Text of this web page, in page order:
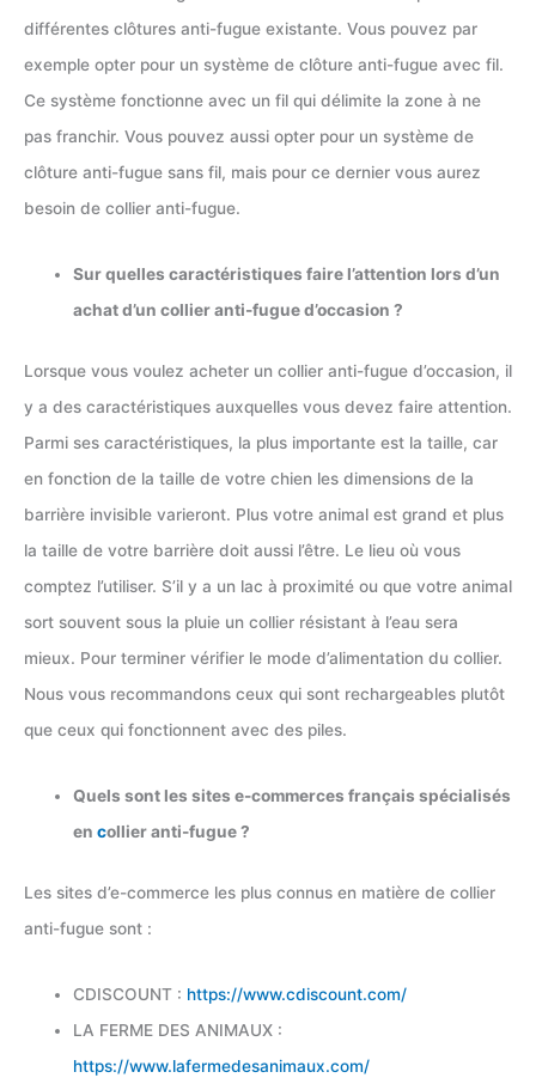
différentes clôtures anti-fugue existante. Vous pouvez par
exemple opter pour un système de clôture anti-fugue avec fil.
Ce système fonctionne avec un fil qui délimite la zone à ne
pas franchir. Vous pouvez aussi opter pour un système de
clôture anti-fugue sans fil, mais pour ce dernier vous aurez
besoin de collier anti-fugue.
Sur quelles caractéristiques faire l’attention lors d’un
achat d’un collier anti-fugue d’occasion ?
Lorsque vous voulez acheter un collier anti-fugue d’occasion, il
y a des caractéristiques auxquelles vous devez faire attention.
Parmi ses caractéristiques, la plus importante est la taille, car
en fonction de la taille de votre chien les dimensions de la
barrière invisible varieront. Plus votre animal est grand et plus
la taille de votre barrière doit aussi l’être. Le lieu où vous
comptez l’utiliser. S’il y a un lac à proximité ou que votre animal
sort souvent sous la pluie un collier résistant à l’eau sera
mieux. Pour terminer vérifier le mode d’alimentation du collier.
Nous vous recommandons ceux qui sont rechargeables plutôt
que ceux qui fonctionnent avec des piles.
Quels sont les sites e-commerces français spécialisés
encollier anti-fugue ?
Les sites d’e-commerce les plus connus en matière de collier
anti-fugue sont :
CDISCOUNT : https://www.cdiscount.com/
LA FERME DES ANIMAUX :
https://www.lafermedesanimaux.com/